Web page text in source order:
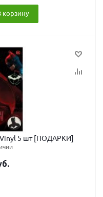
корзину
Vinyl 5 шт [ПОДАРКИ]